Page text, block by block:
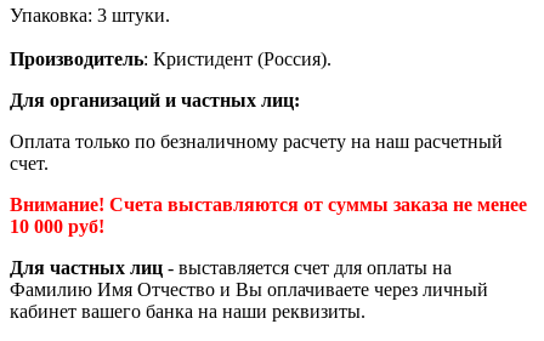
Упаковка: 3 штуки.
Производитель: Кристидент (Россия).
Для организаций и частных лиц:
Оплата только по безналичному расчету на наш расчетный
счет.
Внимание! Счета выставляются от суммы заказа не менее
10 000 руб!
Для частных лиц - выставляется счет для оплаты на
Фамилию Имя Отчество и Вы оплачиваете через личный
кабинет вашего банка на наши реквизиты.